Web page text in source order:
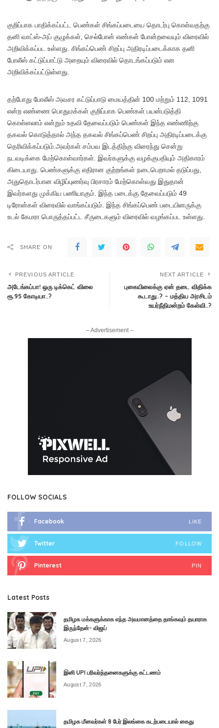
குறிப்பாக பாதிக்கப்பட்ட பெண்கள் சிங்கப்படையை தொடர்பு கொள்வதற்கு
தனி வாட்ஸ்-அப் குழுக்கள், செல்போன் எண்கள் போன்றவையும் விரைவில்
அறிவிக்கப்பட உள்ளது. சிங்கப்பெண் சிறப்பு அதிரடிப்படைக்காக தனி
போலீஸ் கட்டுப்பாட்டு அறையும் விரைவில் தொடங்கப்படும் என
அறிவிக்கப்பட்டுள்ளது.
தற்போது போலீஸ் அவசர கட்டுப்பாடு மையத்தின் 100 மற்றும் 112, 1091
என்ற எண்ணை பொதுமக்கள் குறிப்பாக பெண்கள் பயன்படுத்தி
கொள்ளலாம் என்றும் உதவி தேவைப்படும் பெண்கள் இந்த எண்ணிற்கு
தகவல் கொடுத்தால் அந்த தகவல் சிங்கப்பெண் சிறப்பு அதிரடிப்படைக்கு
தெரிவிக்கப்படும்.அவர்கள் சம்பவ இடத்திற்கு விரைந்து சென்று
நடவடிக்கை மேற்கொள்வார்கள். இவர்களுக்கு வழக்குபதியும் அதிகாரம்
கிடையாது. பெண்களுக்கு எதிரான குற்றங்கள் நடைபெறாமல் தடுப்பது,
அதுதொடர்பான விழிப்புணர்வு பிரசாரம் மேற்கொள்வது இதுதான்
இவர்களது முக்கிய பணியாகும். இந்த படைக்கு தேவைப்படும் 49
டிரோன்கள் விரைவில் வாங்கப்படும். இந்த சிங்கப்பெண் படையினருக்கு
உடல் கேமரா பொருத்தப்பட்ட சீருடைகளும் விரைவில் வழங்கப்பட உள்ளது.
SHARE ON
PREVIOUS ARTICLE
அடேங்கப்பா! ஒரு டிக்கெட் விலை
ரூ.95 கோடியா..?
NEXT ARTICLE
புகையிலைக்கு ஏன் தடை விதிக்க
கூடாது..? – மத்திய அரசிடம்
உயர்நீதிமன்றம் கேள்வி..?
– Advertisement –
FOLLOW SOCIALS
Facebook LIKE
Twitter FOLLOW
Pinterest PIN
Latest Posts
தமிழக மக்களுக்காக எந்த அவமானத்தை தாங்கவும் தயாராக
இருந்தேன்- விஜய்
August 7, 2026
இனி UPI பரிவர்த்தனைகளுக்கு கட்டணம்
August 7, 2026
தமிழக மீனவர்கள் 8 பேர் இலங்கை கடற்படையால் கைது